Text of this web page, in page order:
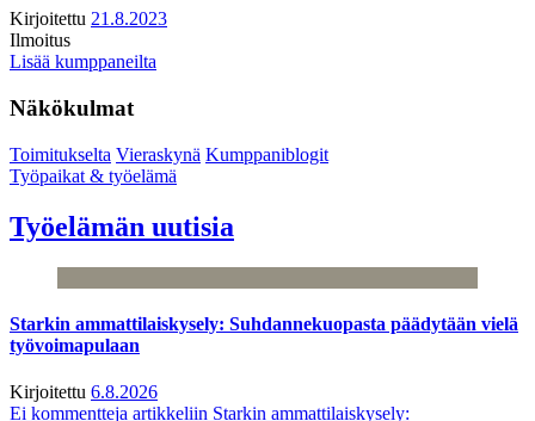
Kirjoitettu 21.8.2023
Ilmoitus
Lisää kumppaneilta
Näkökulmat
Toimitukselta Vieraskynä Kumppaniblogit
Työpaikat & työelämä
Työelämän uutisia
Starkin ammattilaiskysely: Suhdannekuopasta päädytään vielä
työvoimapulaan
Kirjoitettu 6.8.2026
Ei kommentteja artikkeliin Starkin ammattilaiskysely: